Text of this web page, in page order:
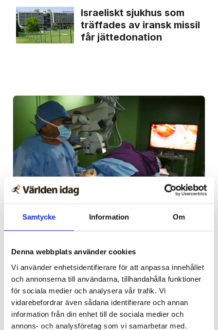
Samtycke Information Om
Denna webbplats använder cookies
Vi använder enhetsidentifierare för att anpassa innehållet
och annonserna till användarna, tillhandahålla funktioner
för sociala medier och analysera vår trafik. Vi
vidarebefordrar även sådana identifierare och annan
information från din enhet till de sociala medier och
annons- och analysföretag som vi samarbetar med.
Israeliskt sjukhus som
träffades av iransk missil
får jätte­donation
Trinidad och Tobago
Tusentals i Karibien fick
synen återställd – tack
vare kristet sjukhus